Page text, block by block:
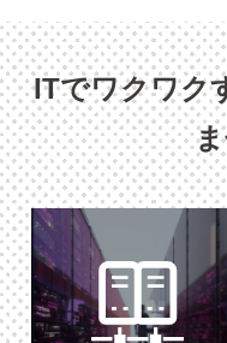
ITでワクワク